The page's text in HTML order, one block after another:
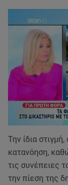
Την ίδια
κατανόηση,
τις συνέπειες
την πίεση της